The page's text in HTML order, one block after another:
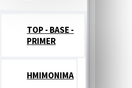
TOP - BASE -
PRIMER
ΗΜΙΜΟΝΙΜΑ